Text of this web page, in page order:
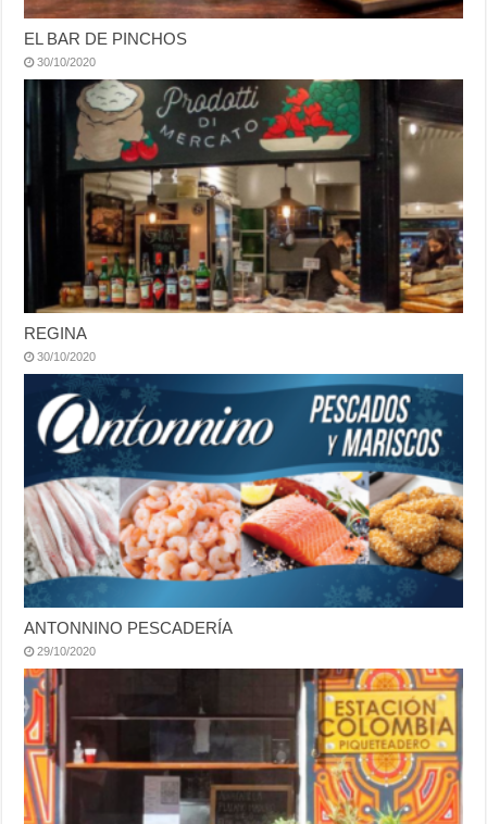
EL BAR DE PINCHOS
30/10/2020
REGINA
30/10/2020
ANTONNINO PESCADERÍA
29/10/2020